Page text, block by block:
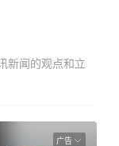
新闻的观点和立
广告